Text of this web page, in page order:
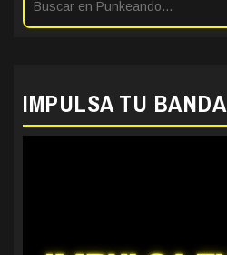
IMPULSA TU BANDA